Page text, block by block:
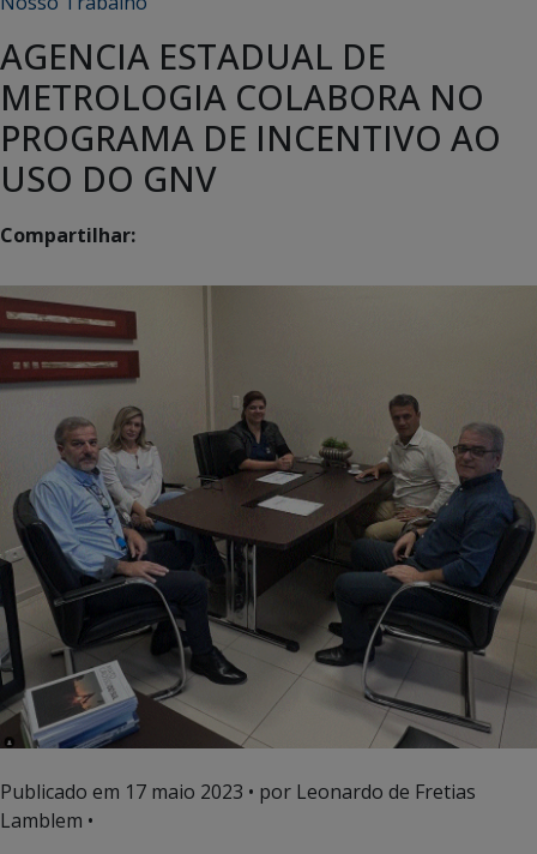
AGENCIA ESTADUAL DE
METROLOGIA COLABORA NO
PROGRAMA DE INCENTIVO AO
USO DO GNV
Compartilhar:
Publicado em 17 maio 2023 • por Leonardo de Fretias
Lamblem •